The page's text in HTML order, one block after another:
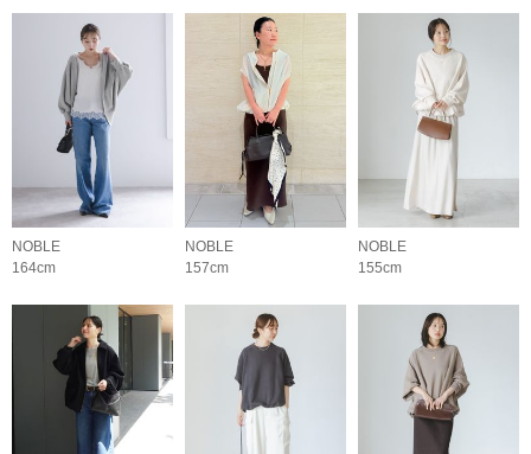
NOBLE
164cm
NOBLE
157cm
NOBLE
155cm